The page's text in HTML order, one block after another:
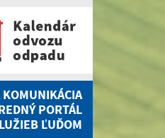
PORTÁL
ĽUĎOM